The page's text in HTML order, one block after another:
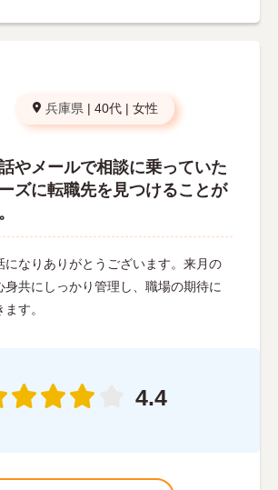
兵庫県 | 40代 | 女性
やメールで相談に乗っていた
ズに転職先を見つけることが
になりありがとうございます。来月の
身共にしっかり管理し、職場の期待に
す。
4.4